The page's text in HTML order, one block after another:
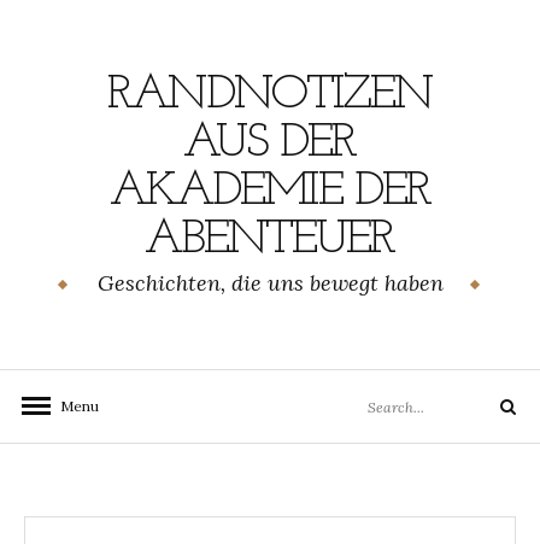
RANDNOTIZEN
AUS DER
AKADEMIE DER
ABENTEUER
Geschichten, die uns bewegt haben
Menu
for:
Search